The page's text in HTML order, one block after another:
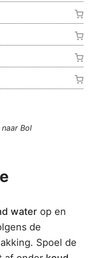
Bol
water op en
de
Spoel de